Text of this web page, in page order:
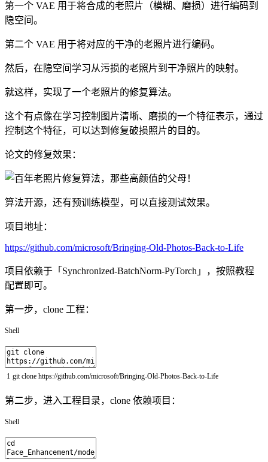
第一个 VAE 用于将合成的老照片（模糊、磨损）进行编码到
隐空间。
第二个 VAE 用于将对应的干净的老照片进行编码。
然后，在隐空间学习从污损的老照片到干净照片的映射。
就这样，实现了一个老照片的修复算法。
这个有点像在学习控制图片清晰、磨损的一个特征表示，通过
控制这个特征，可以达到修复破损照片的目的。
论文的修复效果：
算法开源，还有预训练模型，可以直接测试效果。
项目地址：
https://github.com/microsoft/Bringing-Old-Photos-Back-to-Life
项目依赖于「Synchronized-BatchNorm-PyTorch」，按照教程
配置即可。
第一步，clone 工程：
Shell
1 git clone https://github .com/microsoft/Bringing-Old-Photos-Back-to-Life
第二步，进入工程目录，clone 依赖项目：
Shell